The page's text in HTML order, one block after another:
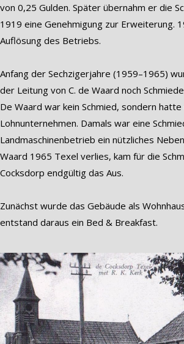
von 0,25 Gulden. Später übernahm er die
1919 eine Genehmigung zur Erweiterung.
Auflösung des Betriebs.
Anfang der Sechzigerjahre (1959–1965)
der Leitung von C. de Waard noch
De Waard war kein Schmied, sondern hatte
Lohnunternehmen. Damals war eine
Landmaschinenbetrieb ein nützliches
Waard 1965 Texel verlies, kam für die
Cocksdorp endgültig das Aus.
Zunächst wurde das Gebäude als
entstand daraus ein Bed & Breakfast.